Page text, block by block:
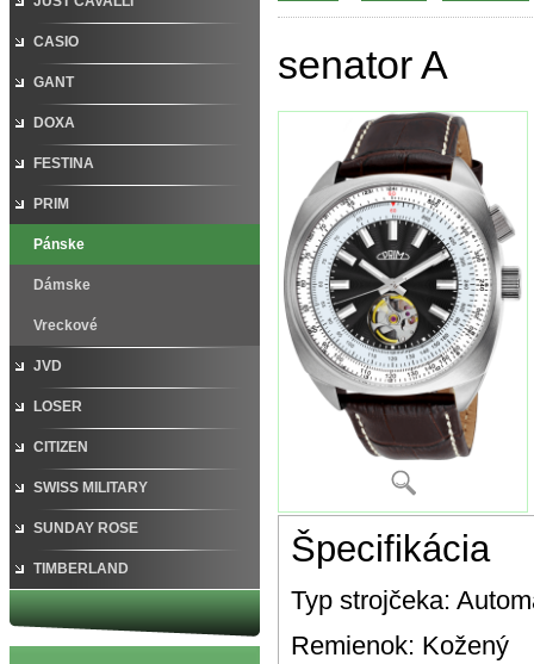
CASIO
GANT
DOXA
FESTINA
PRIM
Pánske
Dámske
Vreckové
JVD
LOSER
CITIZEN
SWISS MILITARY
SUNDAY ROSE
TIMBERLAND
senator A
Špecifikácia
Typ strojčeka:
Remienok: Kožený